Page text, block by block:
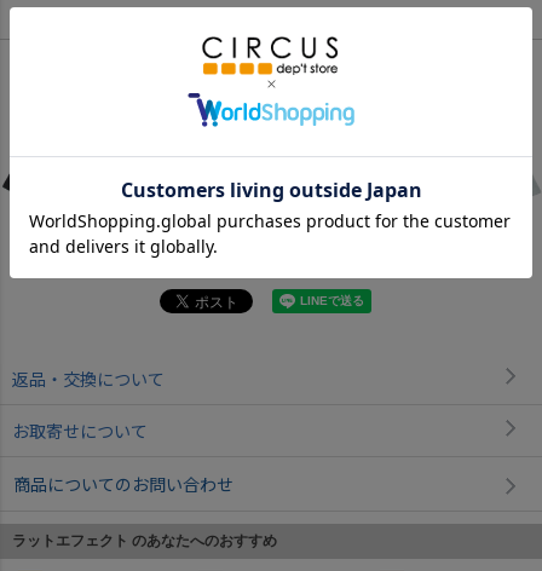
ブラック
返品・交換について
お取寄せについて
商品についてのお問い合わせ
ラットエフェクト のあなたへのおすすめ